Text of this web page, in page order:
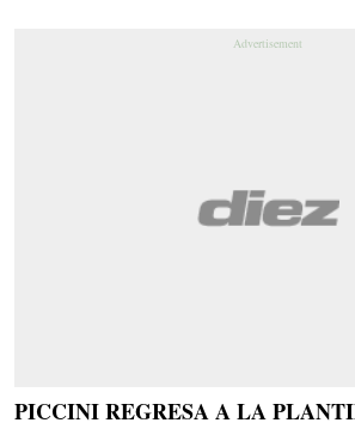
PICCINI REGRESA A LA